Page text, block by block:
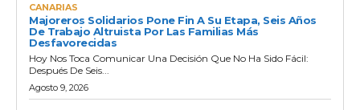
CANARIAS
Majoreros Solidarios Pone Fin A Su Etapa, Seis Años
De Trabajo Altruista Por Las Familias Más
Desfavorecidas
Hoy Nos Toca Comunicar Una Decisión Que No Ha Sido Fácil:
Después De Seis...
Agosto 9, 2026